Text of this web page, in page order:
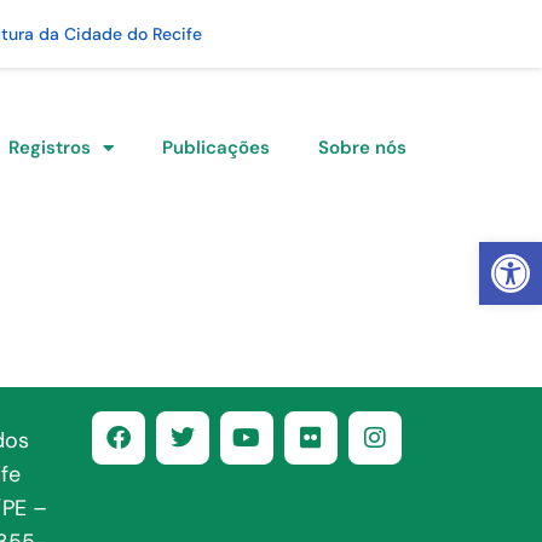
Abrir
da Cidade do Recife
Registros Publicações Sobre nós
–